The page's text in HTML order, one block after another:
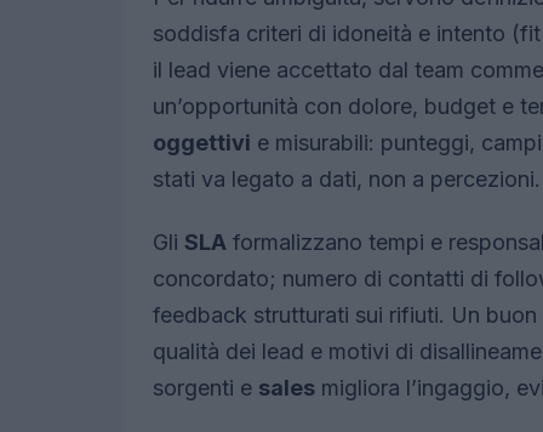
soddisfa criteri di idoneità e intento
il lead viene accettato dal team
un’opportunità con dolore, budget e
oggettivi e misurabili: punteggi,
stati va legato a dati, non a percezioni.
Gli SLA formalizzano tempi e
concordato; numero di contatti di
feedback strutturati sui rifiuti. Un buon
qualità dei lead e motivi di
sorgenti e sales migliora l’ingaggio,